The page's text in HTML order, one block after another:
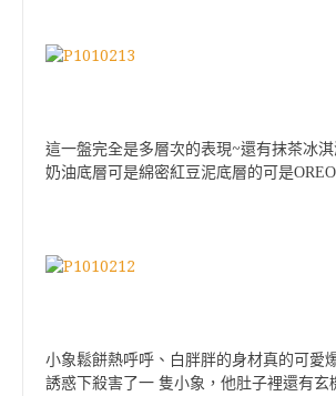
這一盤完全是多層次的表現~還有抹茶冰
奶油底層可是綿密紅豆泥底層的可是
小象鬆餅熱呼呼、白胖胖的身材真的可愛
誘惑下殺害了一 隻小象，他肚子裡還有玄